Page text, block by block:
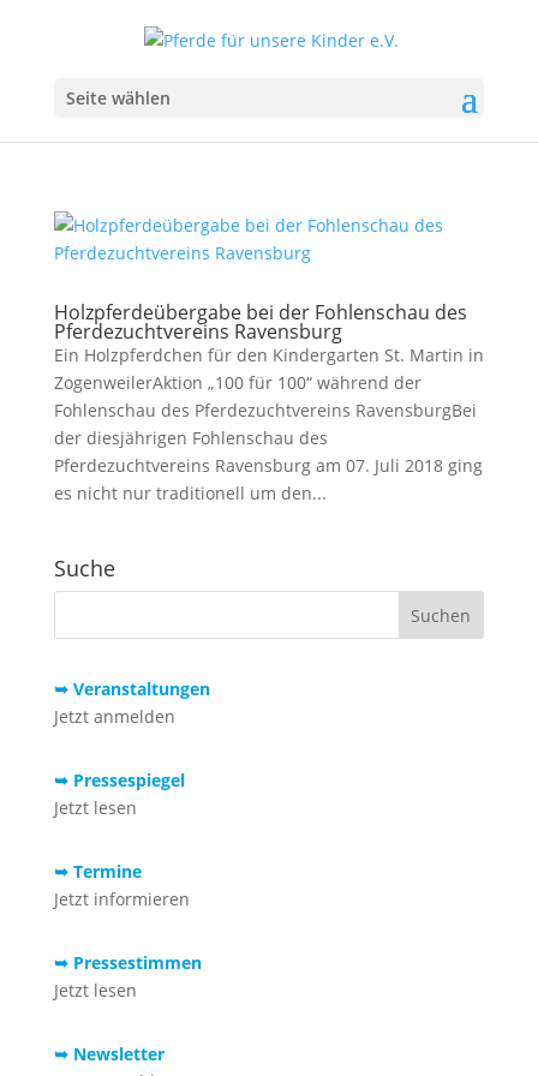
Seite wählen
Holzpferdeübergabe bei der Fohlenschau des
Pferdezuchtvereins Ravensburg
Ein Holzpferdchen für den Kindergarten St. Martin in
ZogenweilerAktion „100 für 100“ während der
Fohlenschau des Pferdezuchtvereins RavensburgBei
der diesjährigen Fohlenschau des
Pferdezuchtvereins Ravensburg am 07. Juli 2018 ging
es nicht nur traditionell um den...
Suche
➥ Veranstaltungen
Jetzt anmelden
➥ Pressespiegel
Jetzt lesen
➥ Termine
Jetzt informieren
➥ Pressestimmen
Jetzt lesen
➥ Newsletter